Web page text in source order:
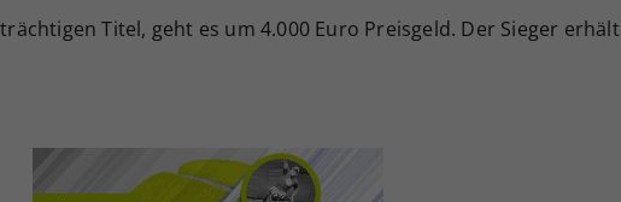
Titel, geht es um 4.000 Euro Preisgeld. Der Sieger erhält